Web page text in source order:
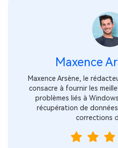
Maxence
Maxence Arsène, le
consacre à fournir les
problèmes liés à
récupération de
corrections